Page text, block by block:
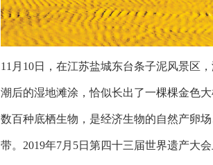
11月10日，在江苏盐城东台条子泥风景区
潮后的湿地滩涂，恰似长出了一棵棵金色大
数百种底栖生物，是经济生物的自然产卵
带。2019年7月5日第四十三届世界遗产大